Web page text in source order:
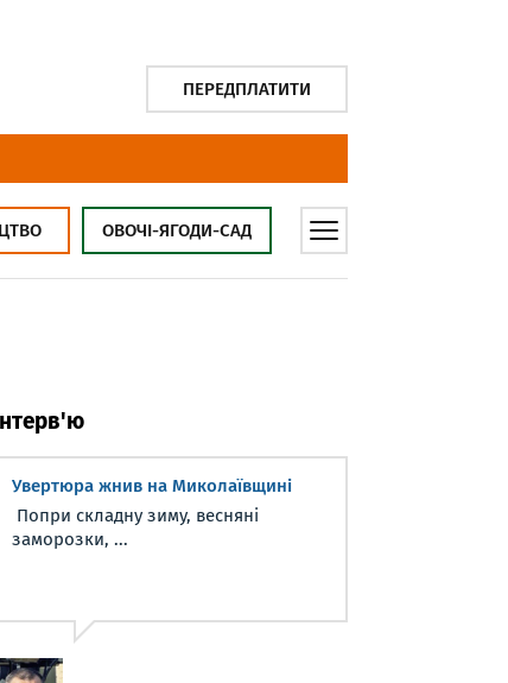
ПЕРЕДПЛАТИТИ
ОВОЧІ-ЯГОДИ-САД
Увертюра жнив на Миколаївщині
Попри складну зиму, весняні
заморозки, ...